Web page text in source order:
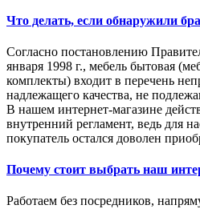
Что делать, если обнаружили
Согласно постановлению
января 1998 г., мебель бытовая
комплекты) входит в перечень
надлежащего качества, не
В нашем интернет-магазине
внутренний регламент, ведь для
покупатель остался доволен
Почему стоит выбрать наш
Работаем без посредников,